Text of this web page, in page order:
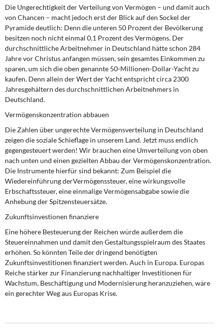
Die Ungerechtigkeit der Verteilung von Vermögen – und damit auch
von Chancen – macht jedoch erst der Blick auf den Sockel der
Pyramide deutlich: Denn die unteren 50 Prozent der Bevölkerung
besitzen noch nicht einmal 0,1 Prozent des Vermögens. Der
durchschnittliche Arbeitnehmer in Deutschland hätte schon 284
Jahre vor Christus anfangen müssen, sein gesamtes Einkommen zu
sparen, um sich die oben genannte 50-Millionen-Dollar-Yacht zu
kaufen. Denn allein der Wert der Yacht entspricht circa 2300
Jahresgehältern des durchschnittlichen Arbeitnehmers in
Deutschland.
Vermögenskonzentration abbauen
Die Zahlen über ungerechte Vermögensverteilung in Deutschland
zeigen die soziale Schieflage in unserem Land. Jetzt muss endlich
gegengesteuert werden! Wir brauchen eine Umverteilung von oben
nach unten und einen gezielten Abbau der Vermögenskonzentration.
Die Instrumente hierfür sind bekannt: Zum Beispiel die
Wiedereinführung derVermögenssteuer, eine wirkungsvolle
Erbschaftssteuer, eine einmalige Vermögensabgabe sowie die
Anhebung der Spitzensteuersätze.
Zukunftsinvestionen finanziere
Eine höhere Besteuerung der Reichen würde außerdem die
Steuereinnahmen und damit den Gestaltungsspielraum des Staates
erhöhen. So könnten Teile der dringend benötigten
Zukunftsinvestitionen finanziert werden. Auch in Europa. Europas
Reiche stärker zur Finanzierung nachhaltiger Investitionen für
Wachstum, Beschäftigung und Modernisierung heranzuziehen, wäre
ein gerechter Weg aus Europas Krise.